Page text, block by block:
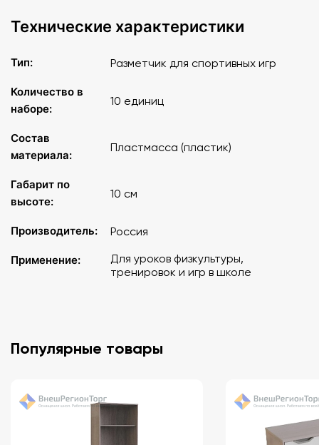
скакалка L2,4м d4мм 4шт, эстафет.палочка 2шт,
сумка.
Технические характеристики
Тип: Разметчик для спортивных игр
Количество в
наборе:
10 единиц
Состав
материала:
Пластмасса (пластик)
Габарит по
высоте:
10 см
Производитель: Россия
Применение:
Для уроков физкультуры,
тренировок и игр в школе
Популярные товары